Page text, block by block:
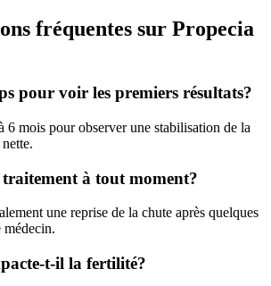
fréquentes sur Propecia
pour voir les premiers résultats?
6 mois pour observer une stabilisation de la
à tout moment?
une reprise de la chute après quelques
t-il la fertilité?